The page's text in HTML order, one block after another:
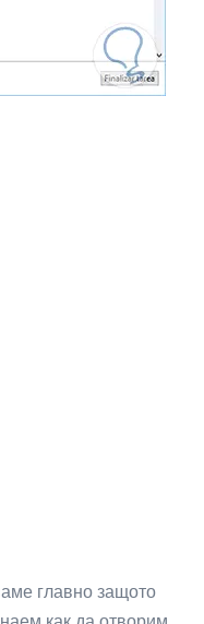
главно защото